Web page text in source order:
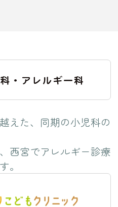
えた、同期の小児科の
西宮でアレルギー診療
。